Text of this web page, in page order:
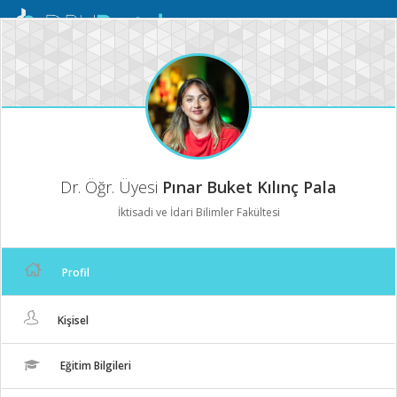
Mobil
Dr. Öğr. Üyesi Pınar Buket Kılınç Pala
İktisadi ve İdari Bilimler Fakültesi
Profil
Kişisel
Eğitim Bilgileri